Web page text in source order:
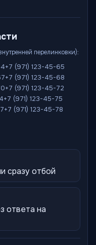
перелинковки):
+7 (971) 123-45-65
+7 (971) 123-45-68
+7 (971) 123-45-72
+7 (971) 123-45-75
+7 (971) 123-45-78
сразу отбой
ответа на